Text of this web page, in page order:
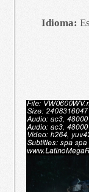
Idioma: